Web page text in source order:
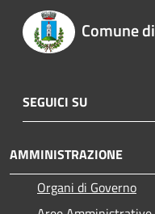
Comune
SEGUICI SU
AMMINISTRAZIONE
Organi di Governo